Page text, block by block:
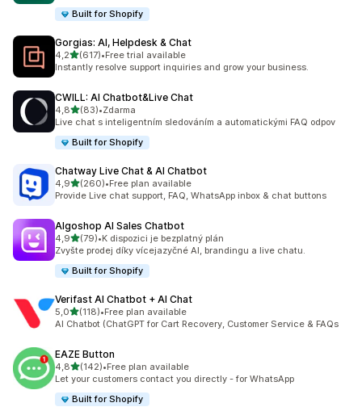
Built for Shopify
Gorgias: AI, Helpdesk & Chat
4,2z 5 hvězd
(617)
Celkový počet recenzí: 617
•Free trial available
Instantly resolve support inquiries and grow your business.
CWILL: AI Chatbot&Live Chat
4,8z 5 hvězd
(83)
Celkový počet recenzí: 83
•Zdarma
Live chat s inteligentním sledováním a automatickými FAQ odpov
Built for Shopify
Chatway Live Chat & AI Chatbot
4,9z 5 hvězd
(260)
Celkový počet recenzí: 260
•Free plan available
Provide Live chat support, FAQ, WhatsApp inbox & chat buttons
Algoshop AI Sales Chatbot
4,9z 5 hvězd
(79)
Celkový počet recenzí: 79
•K dispozici je bezplatný plán
Zvyšte prodej díky vícejazyčné AI, brandingu a live chatu.
Built for Shopify
Verifast AI Chatbot + AI Chat
5,0z 5 hvězd
(118)
Celkový počet recenzí: 118
•Free plan available
AI Chatbot (ChatGPT for Cart Recovery, Customer Service & FAQs
EAZE Button
4,8z 5 hvězd
(142)
Celkový počet recenzí: 142
•Free plan available
Let your customers contact you directly - for WhatsApp
Built for Shopify